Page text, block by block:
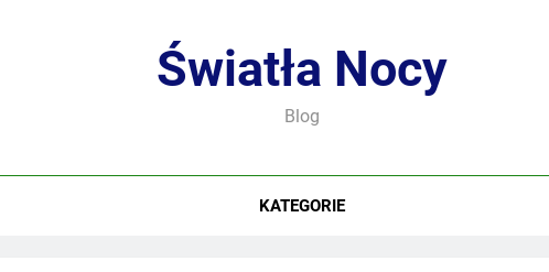
Światła Nocy
Blog
KATEGORIE